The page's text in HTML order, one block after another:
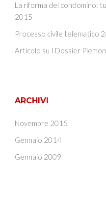
La riforma del condomino:
2015
Processo civile telematico
Articolo su I Dossier
ARCHIVI
Novembre 2015
Gennaio 2014
Gennaio 2009